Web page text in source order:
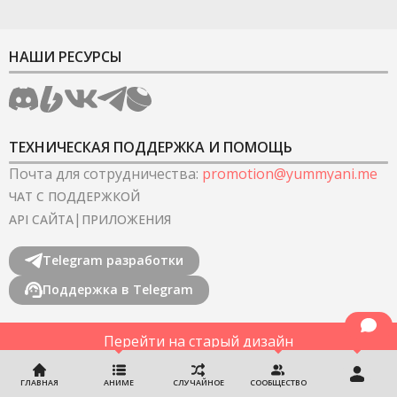
ГЛАВНАЯ АНИМЕ СЛУЧАЙНОЕ СООБЩЕСТВО
НАШИ РЕСУРСЫ
ТЕХНИЧЕСКАЯ ПОДДЕРЖКА И ПОМОЩЬ
Почта для сотрудничества: promotion@yummyani.me
ЧАТ С ПОДДЕРЖКОЙ
API САЙТА| ПРИЛОЖЕНИЯ
Telegram разработки
Поддержка в Telegram
Перейти на старый дизайн
©2022-2026YummyAnime.Все права защищены